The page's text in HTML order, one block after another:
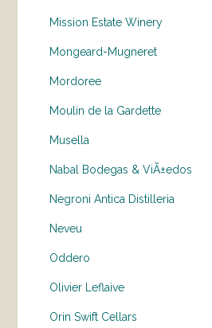
Mission Estate Winery
Mongeard-Mugneret
Mordoree
Moulin de la Gardette
Musella
Nabal Bodegas & ViÃ±edos
Negroni Antica Distilleria
Neveu
Oddero
Olivier Leflaive
Orin Swift Cellars